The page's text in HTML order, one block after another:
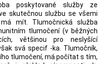
poskytované služby ze
skutečnou službu se všemi
mít. Tlumočnická služba
tlumočení (v běžných
většinou pro neslyšící
svá specif -ka. Tlumočník,
tlumočení, má počítat s tím,